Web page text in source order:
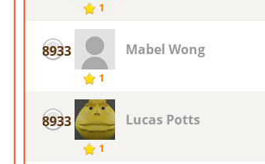
1
8933
1
Mabel Wong
8933
1
Lucas Potts